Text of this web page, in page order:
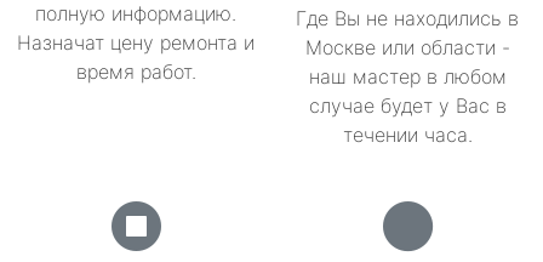
полную информацию.
Назначат цену ремонта и
время работ.
Где Вы не находились в
Москве или области -
наш мастер в любом
случае будет у Вас в
течении часа.